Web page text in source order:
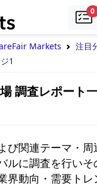
0
Markets
注目
1
調査レポート
び関連テーマ・周
ルに調査を行いそ
界動向・需要トレ